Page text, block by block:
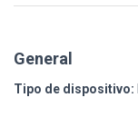
General
Tipo de dispositivo: